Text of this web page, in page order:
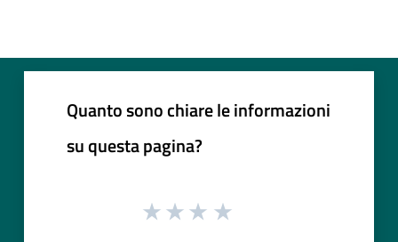
Quanto sono chiare le informazioni
su questa pagina?